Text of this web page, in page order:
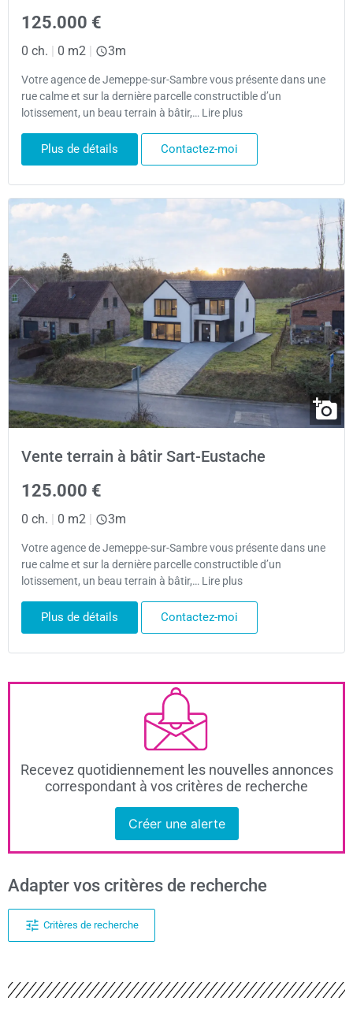
125.000 €
0 ch. | 0 m2 | 3m
Votre agence de Jemeppe-sur-Sambre vous présente dans une
rue calme et sur la dernière parcelle constructible d’un
lotissement, un beau terrain à bâtir,… Lire plus
Plus de détails Contactez-moi
Vente terrain à bâtir Sart-Eustache
125.000 €
0 ch. | 0 m2 | 3m
Votre agence de Jemeppe-sur-Sambre vous présente dans une
rue calme et sur la dernière parcelle constructible d’un
lotissement, un beau terrain à bâtir,… Lire plus
Plus de détails Contactez-moi
Recevez quotidiennement les nouvelles annonces
correspondant à vos critères de recherche
Créer une alerte
Adapter vos critères de recherche
Critères de recherche